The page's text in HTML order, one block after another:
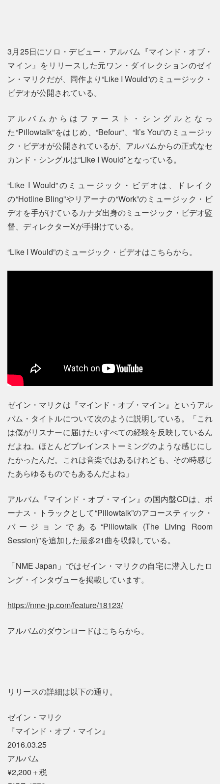
3月25日にソロ・デビュー・アルバム『マインド・オブ・
マイン』をリリースした元ワン・ダイレクションのゼイ
ン・マリクだが、同作より“Like I Would”のミュージック・
ビデオが公開されている。
アルバムからはファースト・シングルとなっ
た“Pillowtalk”をはじめ、“Befour”、“It’s You”のミュージッ
ク・ビデオが公開されているが、アルバムからの正式なセ
カンド・シングルは“Like I Would”となっている。
“Like I Would”のミュージック・ビデオは、ドレイク
の“Hotline Bling”やリアーナの“Work”のミュージック・ビ
デオを手がけているカナダ出身のミュージック・ビデオ監
督、ディレクターXが手掛けている。
“Like I Would”のミュージック・ビデオはこちらから。
ゼイン・マリクは『マインド・オブ・マイン』というアル
バム・タイトルについて次のように説明している。「これ
は僕がリスナーに届けたいすべての経験を反映しているん
だよね。ほとんどブレインストーミングのような感じにし
たかったんだ。これは音楽ではあるけれども、その時感じ
たあらゆるものでもあるんだよね」
アルバム『マインド・オブ・マイン』の国内盤CDは、ボ
ーナス・トラックとして“Pillowtalk”のアコースティック・
バージョンである“Pillowtalk (The Living Room
Session)”を追加した最多21曲を収録している。
「NME Japan」ではゼイン・マリクの自宅に潜入したロ
ング・インタヴューを掲載しています。
https://nme-jp.com/feature/18123/
アルバムのダウンロードはこちらから。
リリースの詳細は以下の通り。
ゼイン・マリク
『マインド・オブ・マイン』
2016.03.25
アルバム
¥2,200＋税